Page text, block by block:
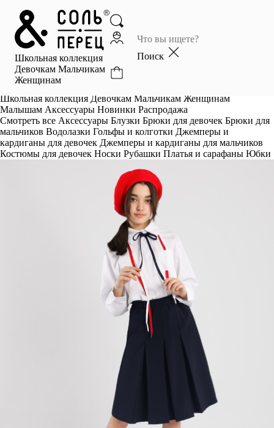
Школьная коллекция
Девочкам Мальчикам
Женщинам
Поиск
Главная
Каталог
Избранное
Школьная коллекция Девочкам Мальчикам Женщинам
Малышам Аксессуары Новинки Распродажа
Смотреть все Аксессуары Блузки Брюки для девочек Брюки для
мальчиков Водолазки Гольфы и колготки Джемперы и
кардиганы для девочек Джемперы и кардиганы для мальчиков
Костюмы для девочек Носки Рубашки Платья и сарафаны Юбки